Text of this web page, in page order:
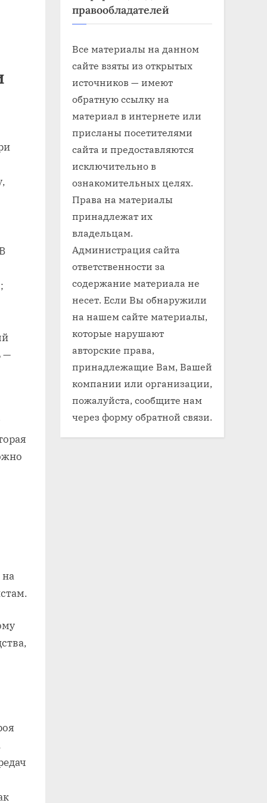
—
на
правообладателей
Все материалы на данном
сайте взяты из открытых
источников — имеют
обратную ссылку на
материал в интернете или
присланы посетителями
сайта и предоставляются
исключительно в
ознакомительных целях.
Права на материалы
принадлежат их
владельцам.
Администрация сайта
ответственности за
содержание материала не
несет. Если Вы обнаружили
на нашем сайте материалы,
которые нарушают
авторские права,
принадлежащие Вам, Вашей
компании или организации,
пожалуйста, сообщите нам
через форму обратной связи.